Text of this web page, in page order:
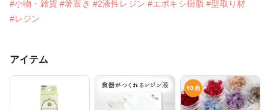
#小物・雑貨 #箸置き #2液性レジン #エポキシ樹脂 #型取り材
#レジン
アイテム